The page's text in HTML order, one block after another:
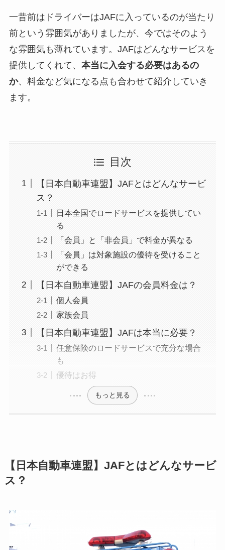
一昔前はドライバーはJAFに入っているのが当たり
前という雰囲気がありましたが、今ではそのよう
な雰囲気も薄れています。JAFはどんなサービスを
提供してくれて、 本当に入会する必要はあるの
か、料金など気になる点も合わせて紹介していき
ます。
目次
【日本自動車連盟】JAFとはどんなサービ
ス？
日本全国でロードサービスを提供してい
る
「会員」と「非会員」で料金が異なる
「会員」は対象施設の優待を受けること
ができる
【日本自動車連盟】JAFの会員料金は？
個人会員
家族会員
【日本自動車連盟】JAFは本当に必要？
任意保険のロードサービスで充分な場合
も
優待はお得
もっと見る
【日本自動車連盟】JAFとはどんなサービ
ス？